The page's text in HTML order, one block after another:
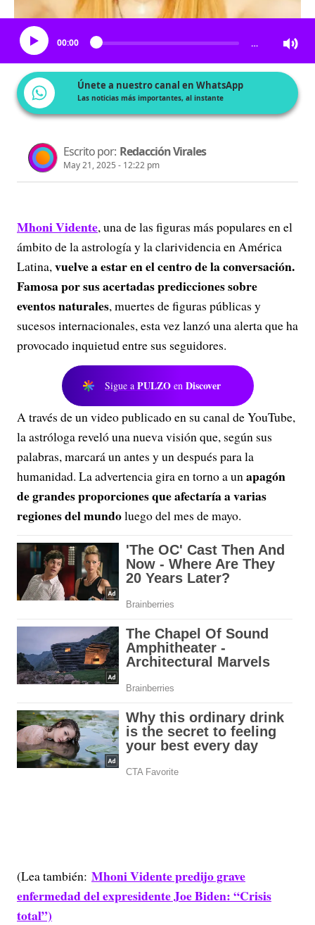
Escucha el artículo
00:00 …
Únete a nuestro canal en WhatsApp
Las noticias más importantes, al instante
Escrito por: Redacción Virales
May 21, 2025 - 12:22 pm
Mhoni Vidente, una de las figuras más populares en el
ámbito de la astrología y la clarividencia en América
Latina,vuelve a estar en el centro de la conversación.
Famosa por sus acertadas predicciones sobre
eventos naturales, muertes de figuras públicas y
sucesos internacionales, esta vez lanzó una alerta que ha
provocado inquietud entre sus seguidores.
Sigue a PULZO en Discover
A través de un video publicado en su canal de YouTube,
la astróloga reveló una nueva visión que, según sus
palabras, marcará un antes y un después para la
humanidad. La advertencia gira en torno a unapagón
de grandes proporciones que afectaría a varias
regiones del mundoluego del mes de mayo.
(Lea también: Mhoni Vidente predijo grave
enfermedad del expresidente Joe Biden: “Crisis
total”)